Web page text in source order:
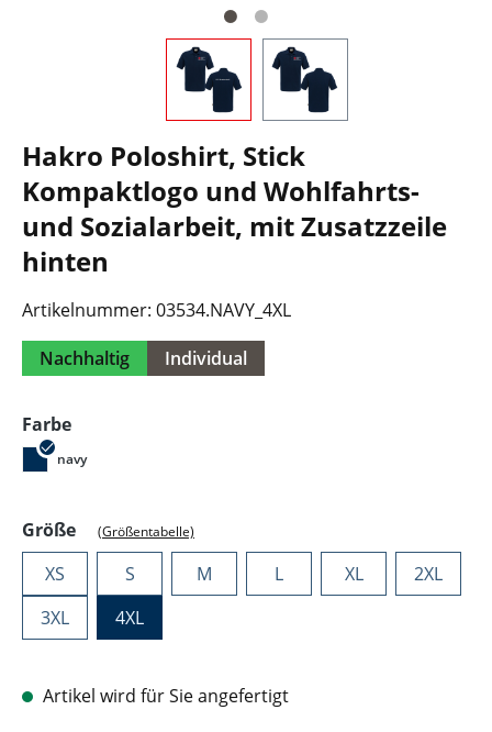
Hakro Poloshirt, Stick
Kompaktlogo und Wohlfahrts-
und Sozialarbeit, mit Zusatzzeile
hinten
Artikelnummer: 03534.NAVY_4XL
Nachhaltig
Individual
Farbeauswählen
navy
Größeauswählen
(Größentabelle)
XS S M L XL
2XL
3XL
4XL
Artikel wird für Sie angefertigt